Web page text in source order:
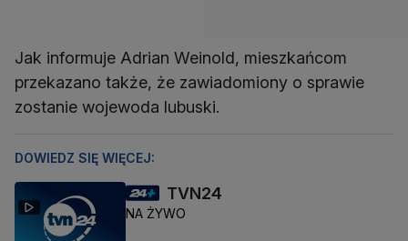
Jak informuje Adrian Weinold, mieszkańcom
przekazano także, że zawiadomiony o sprawie
zostanie wojewoda lubuski.
DOWIEDZ SIĘ WIĘCEJ:
TVN24
NA ŻYWO